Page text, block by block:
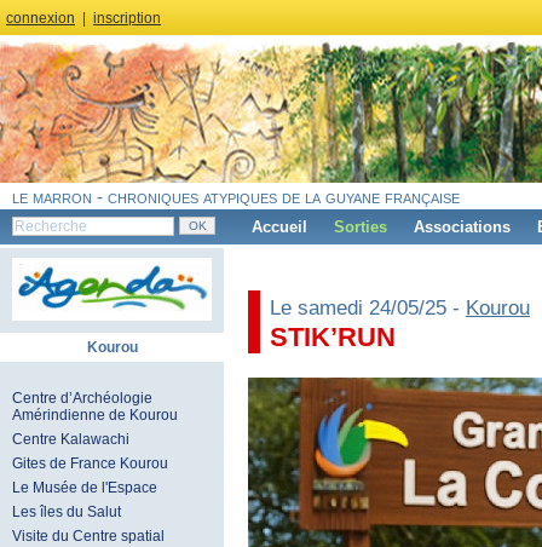
connexion inscription
le marron - chroniques atypiques de la guyane française
Accueil Sorties Associations
Kourou
Centre d’Archéologie
Amérindienne de Kourou
Centre Kalawachi
Gites de France Kourou
Le Musée de l'Espace
Les îles du Salut
Visite du Centre spatial
Le samedi 24/05/25 - Kourou
STIK’RUN